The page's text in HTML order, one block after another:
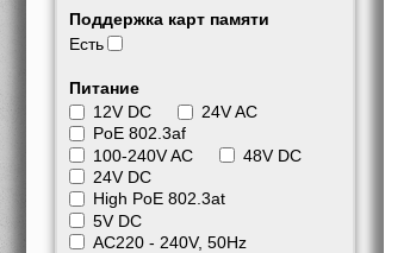
Поддержка карт памяти
Есть
Питание
12V DC
24V AC
PoE 802.3af
100-240V AC
48V DC
24V DC
High PoE 802.3at
5V DC
АС220 - 240V, 50Hz